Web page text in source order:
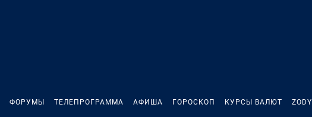
ФОРУМЫ ТЕЛЕПРОГРАММА АФИША ГОРОСКОП КУРСЫ ВАЛЮТ ZODY